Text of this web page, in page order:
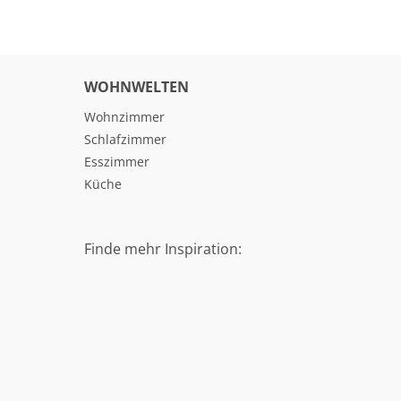
WOHNWELTEN
Wohnzimmer
Schlafzimmer
Esszimmer
Küche
Finde mehr Inspiration: